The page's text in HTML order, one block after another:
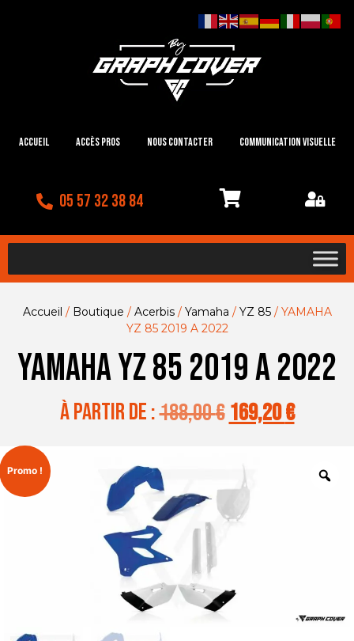
Accueil Accès Pros Nous contacter Communication visuelle
05 57 32 38 84
Accueil / Boutique / Acerbis/ Yamaha / YZ 85/ YAMAHA
YZ 85 2019 A 2022
YAMAHA YZ 85 2019 A 2022
à partir de :188,00€ 169,20€
Promo !